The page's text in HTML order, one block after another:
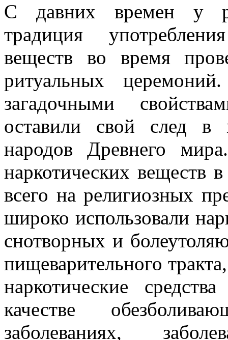
С давних времен у
традиция
веществ во время
ритуальных
загадочными
оставили свой след в
народов Древнего
наркотических веществ
всего на религиозных
широко использовали
снотворных и
пищеварительного
наркотические
качестве
заболеваниях,